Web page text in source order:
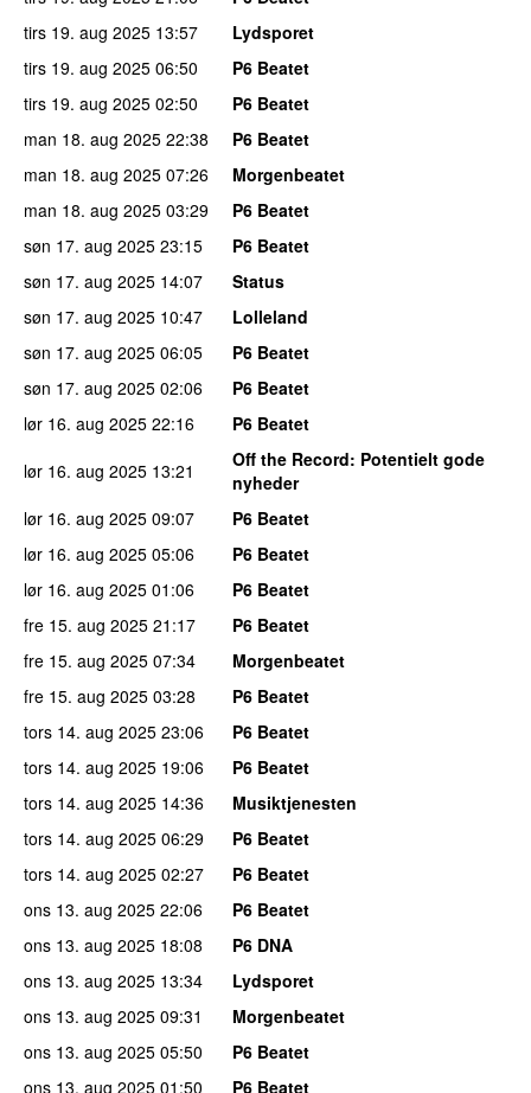
tirs 19. aug 2025 13:57
Lydsporet
tirs 19. aug 2025 06:50
P6 Beatet
tirs 19. aug 2025 02:50
P6 Beatet
man 18. aug 2025 22:38
P6 Beatet
man 18. aug 2025 07:26
Morgenbeatet
man 18. aug 2025 03:29
P6 Beatet
søn 17. aug 2025 23:15
P6 Beatet
søn 17. aug 2025 14:07
Status
søn 17. aug 2025 10:47
Lolleland
søn 17. aug 2025 06:05
P6 Beatet
søn 17. aug 2025 02:06
P6 Beatet
lør 16. aug 2025 22:16
P6 Beatet
lør 16. aug 2025 13:21 Off the Record: Potentielt gode
nyheder
lør 16. aug 2025 09:07
P6 Beatet
lør 16. aug 2025 05:06
P6 Beatet
lør 16. aug 2025 01:06
P6 Beatet
fre 15. aug 2025 21:17
P6 Beatet
fre 15. aug 2025 07:34
Morgenbeatet
fre 15. aug 2025 03:28
P6 Beatet
tors 14. aug 2025 23:06
P6 Beatet
tors 14. aug 2025 19:06
P6 Beatet
tors 14. aug 2025 14:36
Musiktjenesten
tors 14. aug 2025 06:29
P6 Beatet
tors 14. aug 2025 02:27
P6 Beatet
ons 13. aug 2025 22:06
P6 Beatet
ons 13. aug 2025 18:08
P6 DNA
ons 13. aug 2025 13:34
Lydsporet
ons 13. aug 2025 09:31
Morgenbeatet
ons 13. aug 2025 05:50
P6 Beatet
ons 13. aug 2025 01:50 P6 Beatet